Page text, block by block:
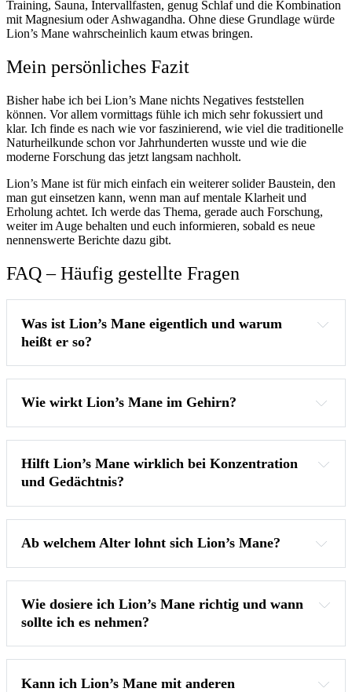
Training, Sauna, Intervallfasten, genug Schlaf und die Kombination
mit Magnesium oder Ashwagandha. Ohne diese Grundlage würde
Lion’s Mane wahrscheinlich kaum etwas bringen.
Mein persönliches Fazit
Bisher habe ich bei Lion’s Mane nichts Negatives feststellen
können. Vor allem vormittags fühle ich mich sehr fokussiert und
klar. Ich finde es nach wie vor faszinierend, wie viel die traditionelle
Naturheilkunde schon vor Jahrhunderten wusste und wie die
moderne Forschung das jetzt langsam nachholt.
Lion’s Mane ist für mich einfach ein weiterer solider Baustein, den
man gut einsetzen kann, wenn man auf mentale Klarheit und
Erholung achtet. Ich werde das Thema, gerade auch Forschung,
weiter im Auge behalten und euch informieren, sobald es neue
nennenswerte Berichte dazu gibt.
FAQ – Häufig gestellte Fragen
Was ist Lion’s Mane eigentlich und warum
heißt er so?
Wie wirkt Lion’s Mane im Gehirn?
Hilft Lion’s Mane wirklich bei Konzentration
und Gedächtnis?
Ab welchem Alter lohnt sich Lion’s Mane?
Wie dosiere ich Lion’s Mane richtig und wann
sollte ich es nehmen?
Kann ich Lion’s Mane mit anderen